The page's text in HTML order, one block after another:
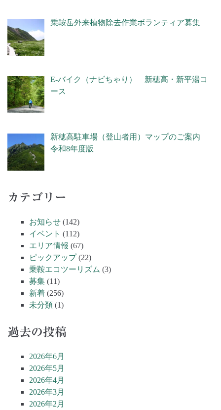
乗鞍岳外来植物除去作業ボランティア募集
E-バイク（ナビちゃり） 新穂高・新平湯コ
ース
新穂高駐車場（登山者用）マップのご案内
令和8年度版
カテゴリー
お知らせ (142)
イベント (112)
エリア情報 (67)
ピックアップ(22)
乗鞍エコツーリズム (3)
募集 (11)
新着 (256)
未分類 (1)
過去の投稿
2026年6月
2026年5月
2026年4月
2026年3月
2026年2月